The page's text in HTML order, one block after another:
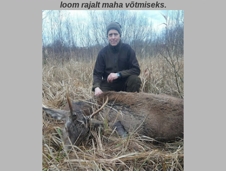
loom rajalt maha võtmiseks.